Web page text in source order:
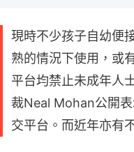
現時不少孩子自幼便
熟的情況下使用，或
平台均禁止未成年人
裁Neal Mohan公開
交平台。而近年亦有